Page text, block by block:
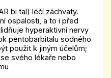
bi tal) léčí záchvaty.
ospalosti, a to i před
hyperaktivní nervy
pentobarbitalu sodného
použit k jiným účelům;
svého lékaře nebo